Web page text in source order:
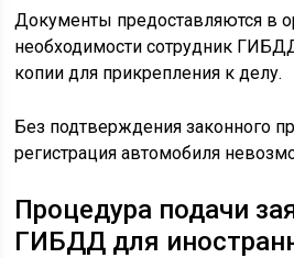
Документы предоставляются в
необходимости сотрудник
копии для прикрепления к делу.
Без подтверждения законного
регистрация автомобиля
Процедура подачи
ГИБДД для